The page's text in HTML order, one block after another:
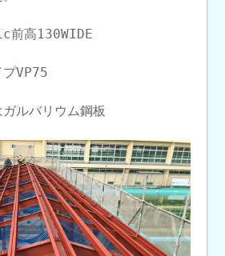
前高130WIDE
プVP75
ルバリウム鋼板